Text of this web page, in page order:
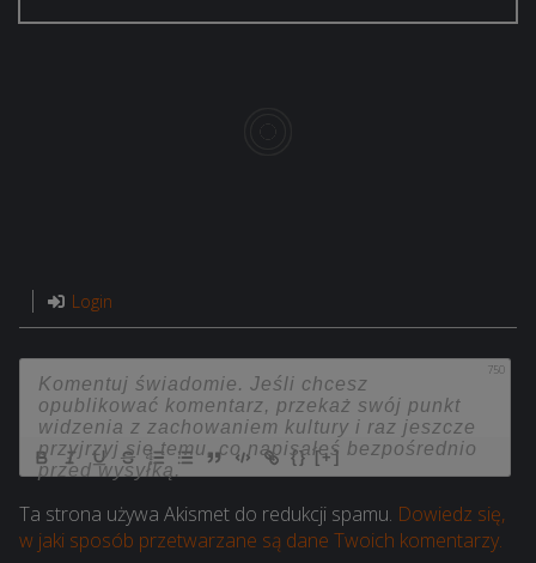
Login
750
{} [+]
Ta strona używa Akismet do redukcji spamu. Dowiedz się,
w jaki sposób przetwarzane są dane Twoich komentarzy.